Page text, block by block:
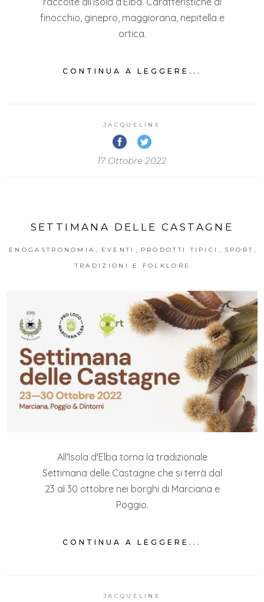
finocchio, ginepro, maggiorana, nepitella e
ortica.
CONTINUA A LEGGERE...
JACQUELINE
17 Ottobre 2022
SETTIMANA DELLE CASTAGNE
ENOGASTRONOMIA , EVENTI , PRODOTTI TIPICI , SPORT ,
TRADIZIONI E FOLKLORE
All'Isola d'Elba torna la tradizionale
Settimana delle Castagne che si terrà dal
23 al 30 ottobre nei borghi di Marciana e
Poggio.
CONTINUA A LEGGERE...
JACQUELINE